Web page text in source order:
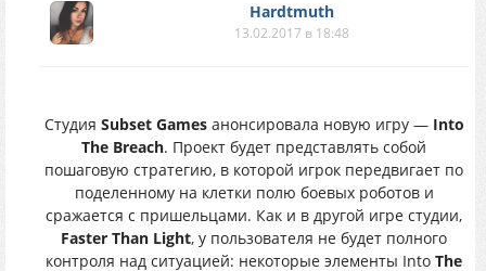
Hardtmuth
13.02.2017 в 18:48
Cтудия Subset Gamesанонсировала новую игру —Into
The Breach. Проект будет представлять собой
пошаговую стратегию, в которой игрок передвигает по
поделенному на клетки полю боевых роботов и
сражается с пришельцами. Как и в другой игре студии,
Faster Than Light, у пользователя не будет полного
контроля над ситуацией: некоторые элементы Into The